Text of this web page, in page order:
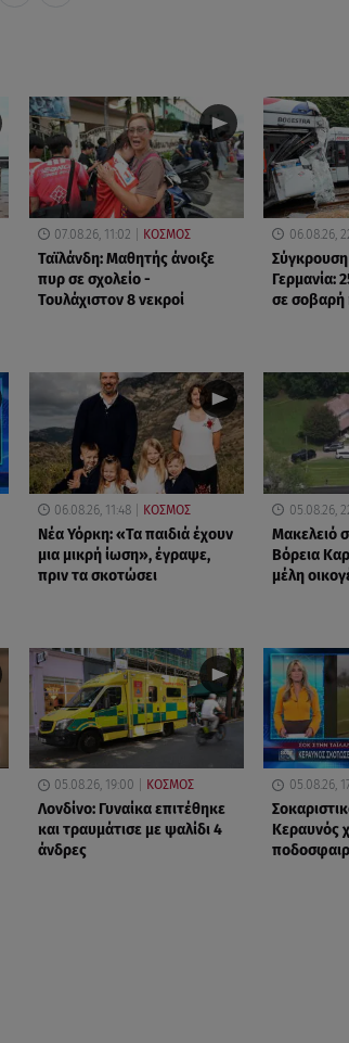
07.08.26, 11:02 ΚΟΣΜΟΣ
Ταϊλάνδη: Μαθητής άνοιξε
πυρ σε σχολείο -
Τουλάχιστον 8 νεκροί
06.08.26,
Γερμανία:
σε σοβαρή
06.08.26, 11:48 ΚΟΣΜΟΣ
Νέα Υόρκη: «Τα παιδιά έχουν
μια μικρή ίωση», έγραψε,
πριν τα σκοτώσει
05.08.26,
Μακελειό
Βόρεια
μέλη
05.08.26, 19:00 ΚΟΣΜΟΣ
Λονδίνο: Γυναίκα επιτέθηκε
και τραυμάτισε με ψαλίδι 4
άνδρες
05.08.26,
Κεραυνός